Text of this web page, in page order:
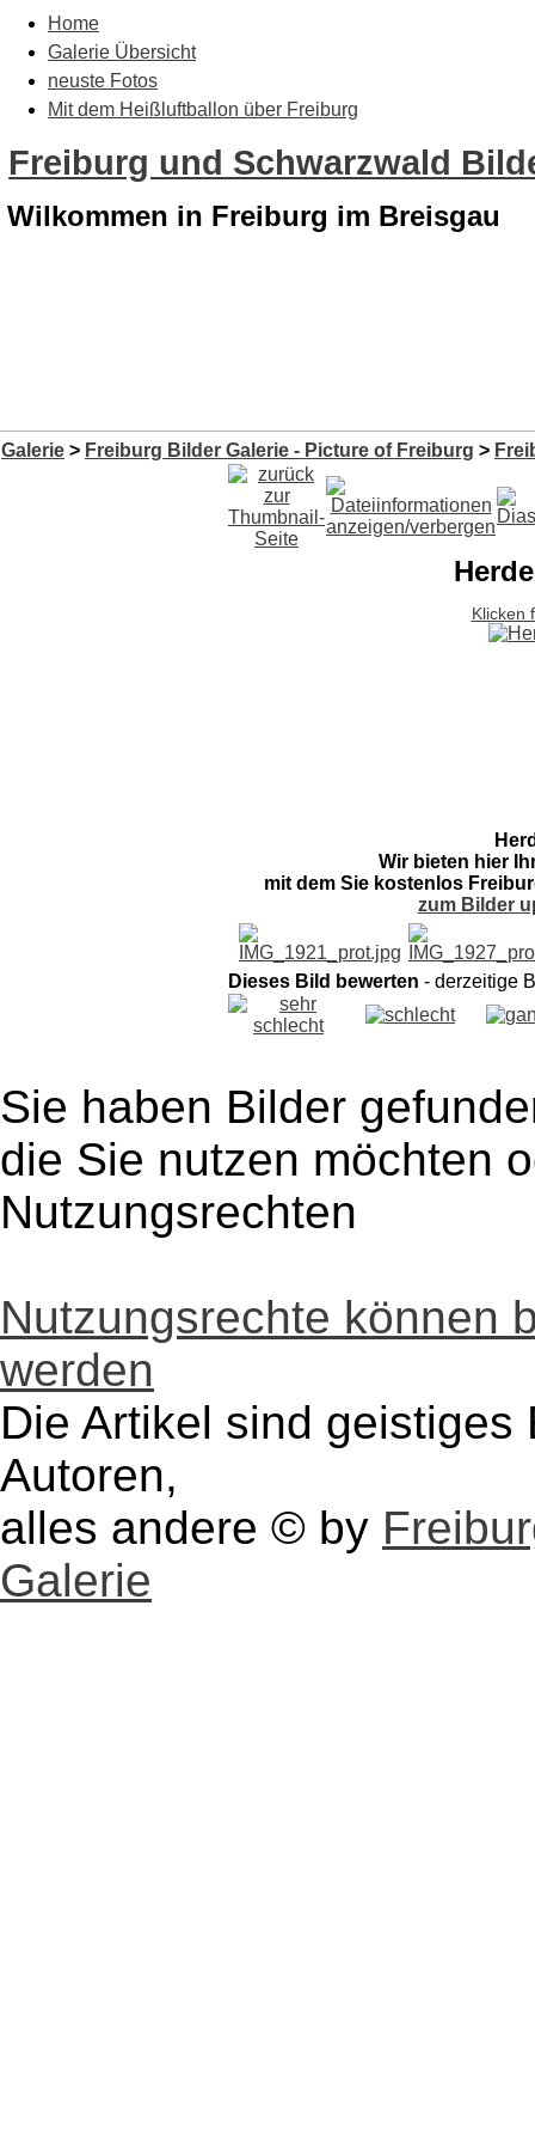
Home
Galerie Übersicht
neuste Fotos
Mit dem Heißluftballon über Freiburg
Freiburg und Schwarzwald
Wilkommen in Freiburg im Breisgau
Galerie > Freiburg Bilder Galerie - Picture of Freiburg >
Klicken
Wir bieten hier
mit dem Sie kostenlos
zum Bilder
Dieses Bild bewerten - derzeitige
Sie haben Bilder
die Sie nutzen möchten
Nutzungsrechten
Nutzungsrechte können
werden
Die Artikel sind
Autoren,
alles andere © by
Galerie